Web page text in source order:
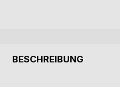
BESCHREIBUNG